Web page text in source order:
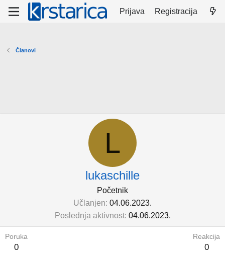
Prijava Registracija
Članovi
L
lukaschille
Početnik
Učlanjen 04.06.2023.
Poslednja aktivnost 04.06.2023.
Poruka
0
Reakcija
0